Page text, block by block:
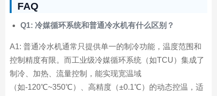
FAQ
Q1: 冷媒循环系统和普通冷水机有什么区别？
A1: 普通冷水机通常只提供单一的制冷功能，温度范围和
控制精度有限。而工业级冷媒循环系统（如TCU）集成了
制冷、加热、流量控制，能实现宽温域
（如-120℃~350℃）、高精度（±0.1℃）的动态控温，适